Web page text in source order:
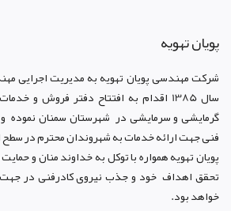
پويان تهويه
شرکت مهندسی پویان تهویهبه مدیریت اجرایی
سال 1385 اقدام به افتتاح دفتر فروش
گرمایشی و سرمایشی در شهرستان سمنان
فنی جهت ارائه خدمات به شهروندان محترم در
پویان تهویه همواره با توکل به خداوند منان و
تحقق اهداف خود و جذب نیروی کادرفنی در جهت
خواهد بود.